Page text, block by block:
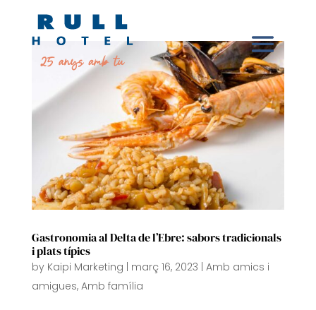
Gastronomia al Delta de l’Ebre: sabors tradicionals
i plats típics
by Kaipi Marketing | març 16, 2023 | Amb amics i
amigues, Amb família